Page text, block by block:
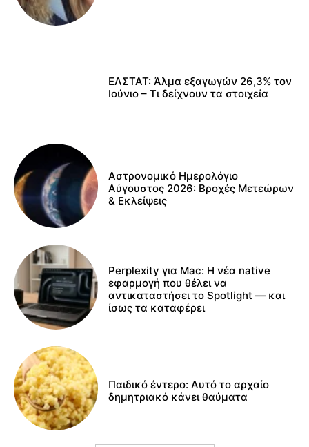
ΕΛΣΤΑΤ: Άλμα εξαγωγών 26,3% τον
Ιούνιο – Τι δείχνουν τα στοιχεία
Αστρονομικό Ημερολόγιο
Αύγουστος 2026: Βροχές Μετεώρων
& Εκλείψεις
Perplexity για Mac: Η νέα native
εφαρμογή που θέλει να
αντικαταστήσει το Spotlight — και
ίσως τα καταφέρει
Παιδικό έντερο: Αυτό το αρχαίο
δημητριακό κάνει θαύματα